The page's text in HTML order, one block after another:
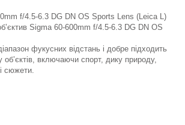
f/4.5-6.3 DG DN OS Sports Lens (Leica L)
Sigma 60-600mm f/4.5-6.3 DG DN OS
фукусних відстань і добре підходить
об’єктів, включаючи спорт, дику природу,
сюжети.